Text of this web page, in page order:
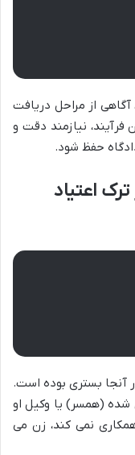
از مراحل دریافت
نیازمند دقت و
حفظ شود.
اعتیاد
آنجا بستری بوده است.
شده (همسر) یا وکیل او
نمی کند، زن می